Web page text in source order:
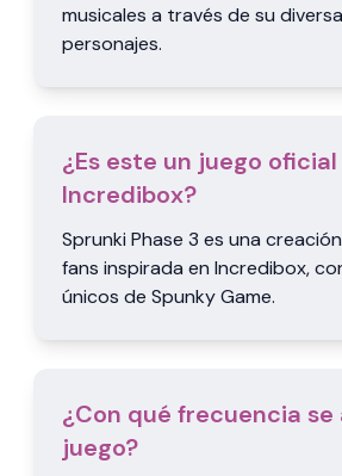
musicales a través de su
personajes.
¿Es este un juego
Incredibox?
Sprunki Phase 3 es una
fans inspirada en Incredibox,
únicos de Spunky Game.
¿Con qué frecuencia
juego?